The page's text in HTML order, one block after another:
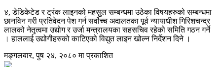
४, डेडिकेटेड र ट्रंक लाइनको महसुल सम्बन्धमा उठेका विषयहरुको सम्बन्धमा
छानविन गरी प्रतिवेदन पेश गर्न सर्वोच्च अदालतका पूर्व न्यायाधीश गिरिशचन्द्र
लालको नेतृत्वमा उद्योग र उर्जा मन्त्रालयका सहसचिव रहेको समिति गठन गर्ने
। हाललाई उद्योगीहरुको काटिएको विद्युत लाइन खोल्न निर्देशन दिने ।
मङ्गलबार, पुष २४, २०८० मा प्रकाशित